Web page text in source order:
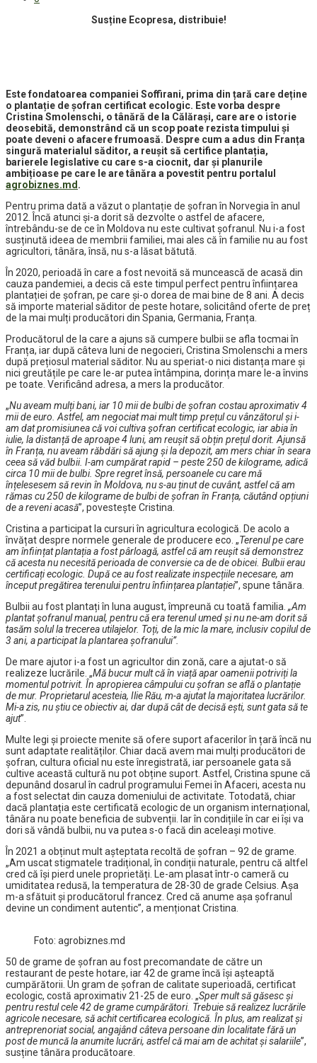
Susține Ecopresa, distribuie!
Este fondatoarea companiei Soffirani, prima din țară care deține
o plantație de șofran certificat ecologic. Este vorba despre
Cristina Smolenschi, o tânără de la Călărași, care are o istorie
deosebită, demonstrând că un scop poate rezista timpului și
poate deveni o afacere frumoasă. Despre cum a adus din Franța
singură materialul săditor, a reușit să certifice plantația,
barierele legislative cu care s-a ciocnit, dar și planurile
ambițioase pe care le are tânăra a povestit pentru portalul
agrobiznes.md .
Pentru prima dată a văzut o plantație de șofran în Norvegia în anul
2012. Încă atunci și-a dorit să dezvolte o astfel de afacere,
întrebându-se de ce în Moldova nu este cultivat șofranul. Nu i-a fost
susținută ideea de membrii familiei, mai ales că în familie nu au fost
agricultori, tânăra, însă, nu s-a lăsat bătută.
În 2020, perioadă în care a fost nevoită să muncească de acasă din
cauza pandemiei, a decis că este timpul perfect pentru înființarea
plantației de șofran, pe care și-o dorea de mai bine de 8 ani. A decis
să importe material săditor de peste hotare, solicitând oferte de preț
de la mai mulți producători din Spania, Germania, Franța.
Producătorul de la care a ajuns să cumpere bulbii se afla tocmai în
Franța, iar după câteva luni de negocieri, Cristina Smolenschi a mers
după prețiosul material săditor. Nu au speriat-o nici distanța mare și
nici greutățile pe care le-ar putea întâmpina, dorința mare le-a învins
pe toate. Verificând adresa, a mers la producător.
„Nu aveam mulți bani, iar 10 mii de bulbi de șofran costau aproximativ 4
mii de euro. Astfel, am negociat mai mult timp prețul cu vânzătorul și i-
am dat promisiunea că voi cultiva șofran certificat ecologic, iar abia în
iulie, la distanță de aproape 4 luni, am reușit să obțin prețul dorit. Ajunsă
în Franța, nu aveam răbdări să ajung și la depozit, am mers chiar în seara
ceea să văd bulbii. I-am cumpărat rapid – peste 250 de kilograme, adică
circa 10 mii de bulbi. Spre regret însă, persoanele cu care mă
înțelesesem să revin în Moldova, nu s-au ținut de cuvânt, astfel că am
rămas cu 250 de kilograme de bulbi de șofran în Franța, căutând opțiuni
de a reveni acasă”, povestește Cristina.
Cristina a participat la cursuri în agricultura ecologică. De acolo a
învățat despre normele generale de producere eco. „Terenul pe care
am înființat plantația a fost pârloagă, astfel că am reușit să demonstrez
că acesta nu necesită perioada de conversie ca de de obicei. Bulbii erau
certificați ecologic. După ce au fost realizate inspecțiile necesare, am
început pregătirea terenului pentru înființarea plantației”, spune tânăra.
Bulbii au fost plantați în luna august, împreună cu toată familia. „Am
plantat șofranul manual, pentru că era terenul umed și nu ne-am dorit să
tasăm solul la trecerea utilajelor. Toți, de la mic la mare, inclusiv copilul de
3 ani, a participat la plantarea șofranului”.
De mare ajutor i-a fost un agricultor din zonă, care a ajutat-o să
realizeze lucrările. „Mă bucur mult că în viață apar oamenii potriviți la
momentul potrivit. În apropierea câmpului cu șofran se află o plantație
de mur. Proprietarul acesteia, Ilie Rău, m-a ajutat la majoritatea lucrărilor.
Mi-a zis, nu știu ce obiectiv ai, dar după cât de decisă ești, sunt gata să te
ajut”.
Multe legi și proiecte menite să ofere suport afacerilor în țară încă nu
sunt adaptate realităților. Chiar dacă avem mai mulți producători de
șofran, cultura oficial nu este înregistrată, iar persoanele gata să
cultive această cultură nu pot obține suport. Astfel, Cristina spune că
depunând dosarul în cadrul programului Femei în Afaceri, acesta nu
a fost selectat din cauza domeniului de activitate. Totodată, chiar
dacă plantația este certificată ecologic de un organism internațional,
tânăra nu poate beneficia de subvenții. Iar în condițiile în car ei își va
dori să vândă bulbii, nu va putea s-o facă din aceleași motive.
În 2021 a obținut mult așteptata recoltă de șofran – 92 de grame.
„Am uscat stigmatele tradițional, în condiții naturale, pentru că altfel
cred că își pierd unele proprietăți. Le-am plasat într-o cameră cu
umiditatea redusă, la temperatura de 28-30 de grade Celsius. Așa
m-a sfătuit și producătorul francez. Cred că anume așa șofranul
devine un condiment autentic”, a menționat Cristina.
Foto: agrobiznes.md
50 de grame de șofran au fost precomandate de către un
restaurant de peste hotare, iar 42 de grame încă își așteaptă
cumpărătorii. Un gram de șofran de calitate superioadă, certificat
ecologic, costă aproximativ 21-25 de euro. „Sper mult să găsesc și
pentru restul cele 42 de grame cumpărători. Trebuie să realizez lucrările
agricole necesare, să achit certificarea ecologică. În plus, am realizat și
antreprenoriat social, angajând câteva persoane din localitate fără un
post de muncă la anumite lucrări, astfel că mai am de achitat și salariile”,
susține tânăra producătoare.